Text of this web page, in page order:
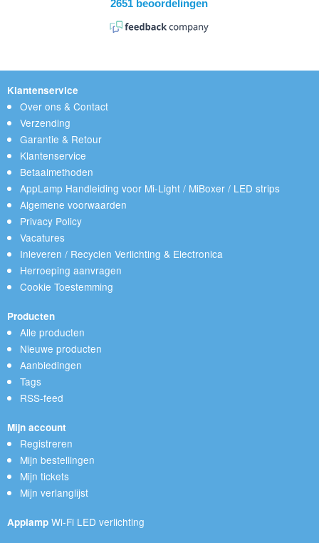
Klantenservice
Over ons & Contact
Verzending
Garantie & Retour
Klantenservice
Betaalmethoden
AppLamp Handleiding voor Mi-Light / MiBoxer / LED strips
Algemene voorwaarden
Privacy Policy
Vacatures
Inleveren / Recyclen Verlichting & Electronica
Herroeping aanvragen
Cookie Toestemming
Producten
Alle producten
Nieuwe producten
Aanbiedingen
Tags
RSS-feed
Mijn account
Registreren
Mijn bestellingen
Mijn tickets
Mijn verlanglijst
Applamp Wi-Fi LED verlichting